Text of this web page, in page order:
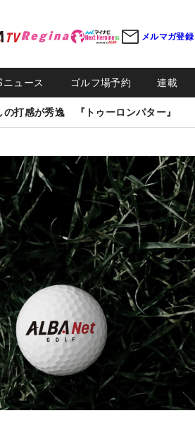
メルマガ登録
ニュース ゴルフ場予約 連載
の打感が秀逸 『トゥーロンパター』